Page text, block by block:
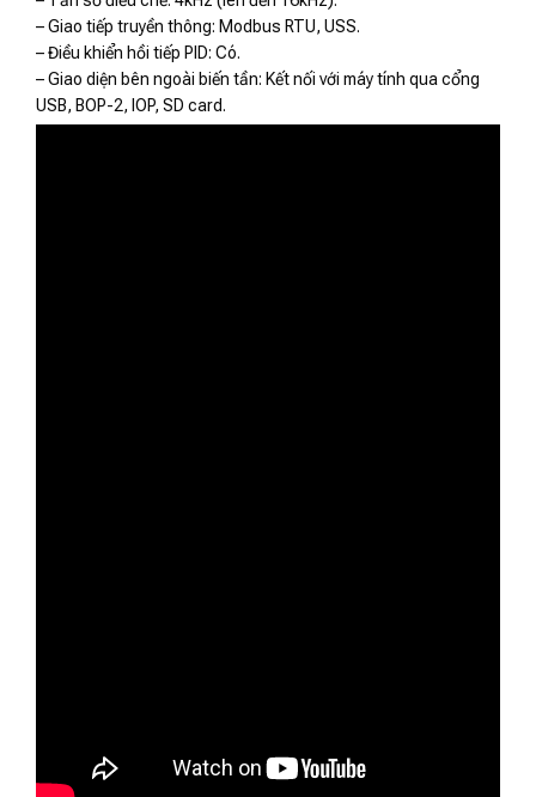
– Giao tiếp truyền thông: Modbus RTU, USS.
– Điều khiển hồi tiếp PID: Có.
– Giao diện bên ngoài biến tần: Kết nối với máy tính qua cổng
USB, BOP-2, IOP, SD card.